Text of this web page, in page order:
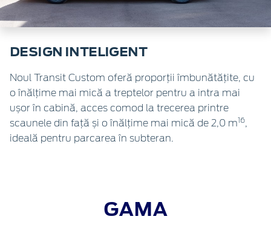
DESIGN INTELIGENT
Noul Transit Custom oferă proporții îmbunătățite, cu
o înălțime mai mică a treptelor pentru a intra mai
ușor în cabină, acces comod la trecerea printre
scaunele din față și o înălțime mai mică de 2,0 m16,
ideală pentru parcarea în subteran.
GAMA